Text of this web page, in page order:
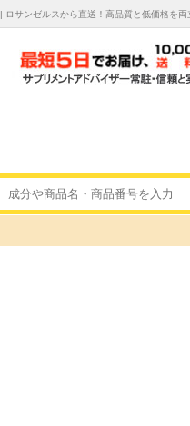
| ロサンゼルスから直送！高品質と低価格を